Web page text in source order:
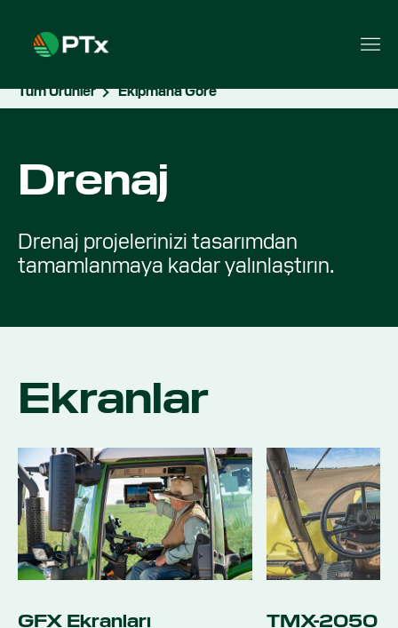
Tüm Ürünler Ekipmana Göre
Drenaj
Drenaj projelerinizi tasarımdan
tamamlanmaya kadar yalınlaştırın.
Ekranlar
GFX Ekranları TMX-2050